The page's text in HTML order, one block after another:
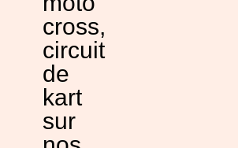
cross,
circuit
de
kart
sur